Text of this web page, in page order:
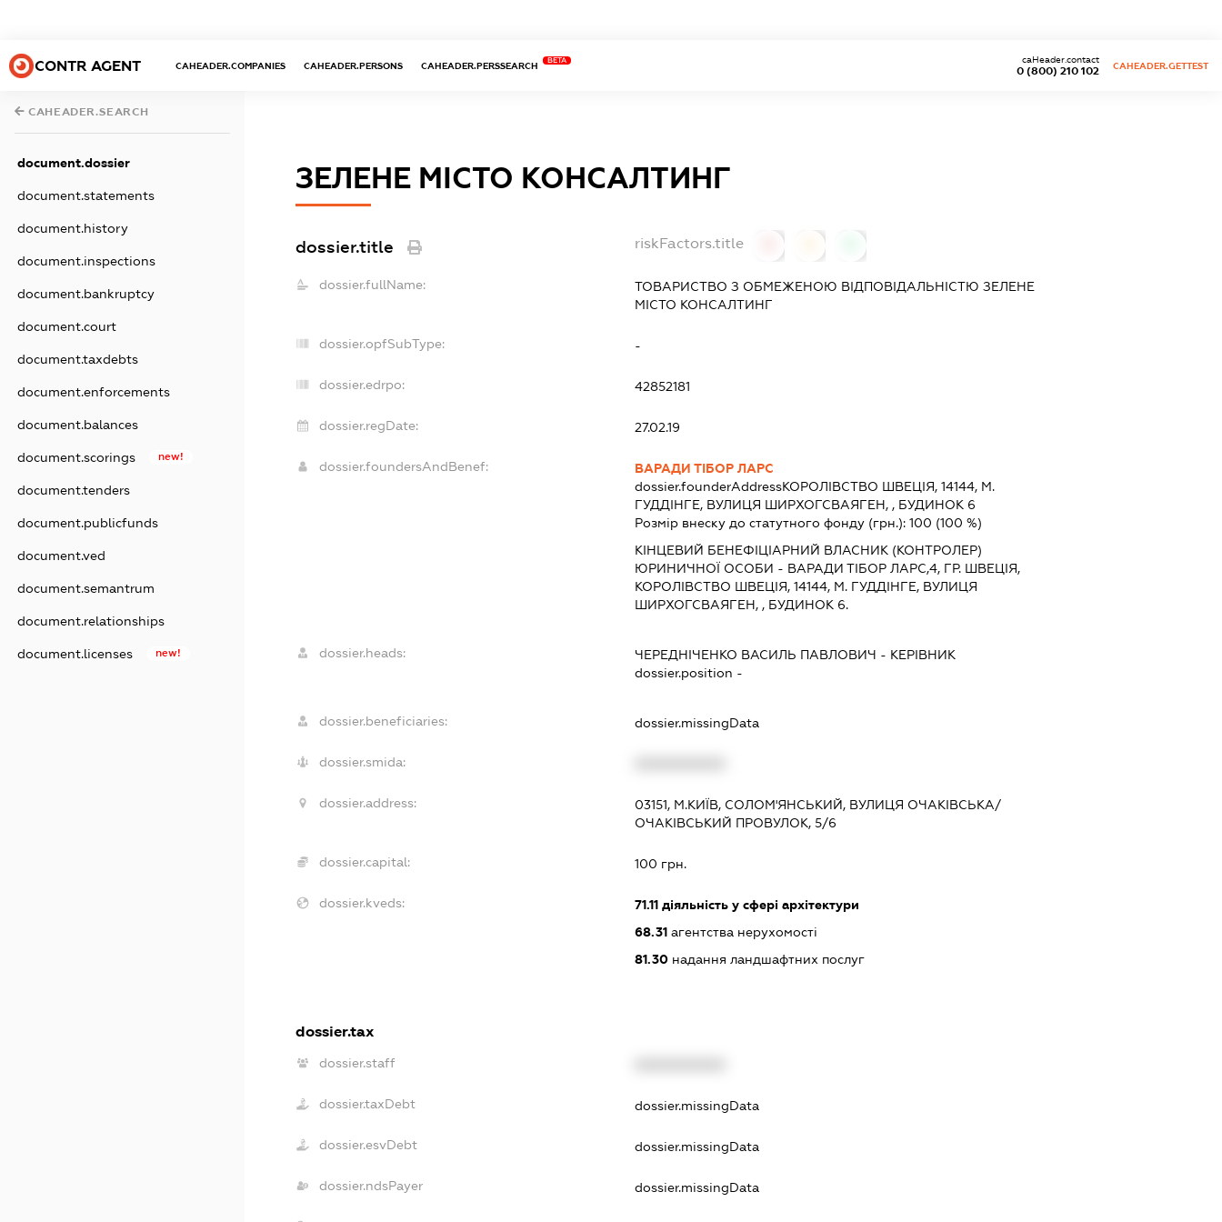
CONTR AGENT CAHEADER.COMPANIES CAHEADER.PERSONS CAHEADER.PERSSEARCH
BETA
0 (800) 210 102
caHeader.contact
CAHEADER.GETTEST
CAHEADER.SEARCH
document.dossier
document.statements
document.history
document.inspections
document.bankruptcy
document.court
document.taxdebts
document.enforcements
document.balances
document.scorings new!
document.tenders
document.publicfunds
document.ved
document.semantrum
document.relationships
document.licenses new!
ЗЕЛЕНЕ МІСТО КОНСАЛТИНГ
dossier.title riskFactors.title
dossier.fullName: ТОВАРИСТВО З ОБМЕЖЕНОЮ ВІДПОВІДАЛЬНІСТЮ ЗЕЛЕНЕ
МІСТО КОНСАЛТИНГ
dossier.opfSubType: -
dossier.edrpo: 42852181
dossier.regDate: 27.02.19
dossier.foundersAndBenef:
ВАРАДИ ТІБОР ЛАРС
dossier.founderAddressКОРОЛІВСТВО ШВЕЦІЯ, 14144, М.
ГУДДІНГЕ, ВУЛИЦЯ ШИРХОГСВАЯГЕН, , БУДИНОК 6
Розмір внеску до статутного фонду (грн.): 100 (100 %)
КІНЦЕВИЙ БЕНЕФІЦІАРНИЙ ВЛАСНИК (КОНТРОЛЕР)
ЮРИНИЧНОЇ ОСОБИ - ВАРАДИ ТІБОР ЛАРС,4, ГР. ШВЕЦІЯ,
КОРОЛІВСТВО ШВЕЦІЯ, 14144, М. ГУДДІНГЕ, ВУЛИЦЯ
ШИРХОГСВАЯГЕН, , БУДИНОК 6.
dossier.heads: ЧЕРЕДНІЧЕНКО ВАСИЛЬ ПАВЛОВИЧ - КЕРІВНИК
dossier.position -
dossier.beneficiaries: dossier.missingData
dossier.smida:
dossier.address:
03151, М.КИЇВ, СОЛОМ'ЯНСЬКИЙ, ВУЛИЦЯ ОЧАКІВСЬКА/
ОЧАКІВСЬКИЙ ПРОВУЛОК, 5/6
dossier.capital: 100 грн.
dossier.kveds: 71.11діяльність у сфері архітектури
68.31агентства нерухомості
81.30надання ландшафтних послуг
dossier.tax
dossier.staff
dossier.taxDebt dossier.missingData
dossier.esvDebt dossier.missingData
dossier.ndsPayer dossier.missingData